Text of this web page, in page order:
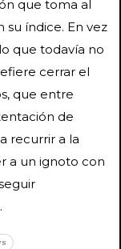
que toma al
su índice. En vez
que todavía no
cerrar el
que entre
de
recurrir a la
a un ignoto con